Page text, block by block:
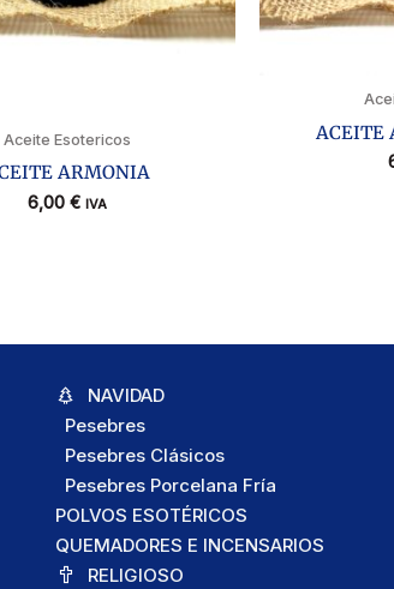
Aceite Esotericos
ARMONIA
6,00 € IVA
ACEITE
NAVIDAD
Pesebres
Pesebres Clásicos
Pesebres Porcelana Fría
POLVOS ESOTÉRICOS
QUEMADORES E INCENSARIOS
RELIGIOSO